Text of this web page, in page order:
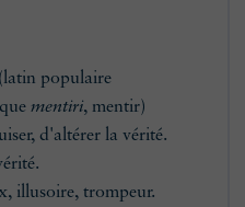
populaire
mentiri, mentir)
d'altérer la vérité.
illusoire, trompeur.